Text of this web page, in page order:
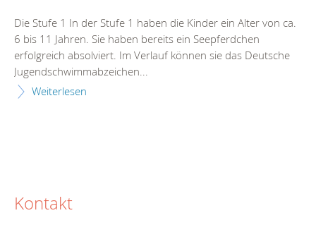
Die Stufe 1 In der Stufe 1 haben die Kinder ein Alter von ca.
6 bis 11 Jahren. Sie haben bereits ein Seepferdchen
erfolgreich absolviert. Im Verlauf können sie das Deutsche
Jugendschwimmabzeichen...
Weiterlesen
Kontakt